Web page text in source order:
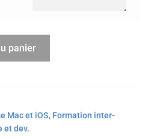
panier
Mac et iOS, Formation inter-
et dev.